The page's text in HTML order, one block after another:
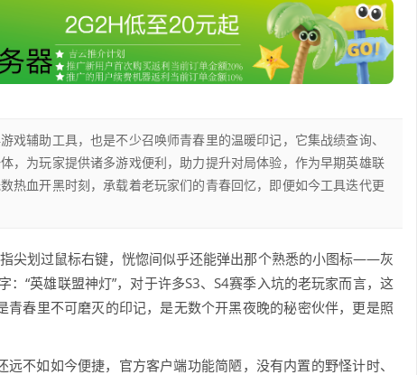
辅助工具，也是不少召唤师青春里的温暖印记，它集战绩查询、
，为玩家提供诸多游戏便利，助力提升对局体验，作为早期英雄联
热血开黑时刻，承载着老玩家们的青春回忆，即便如今工具迭代更
尖划过鼠标右键，恍惚间似乎还能弹出那个熟悉的小图标——灰
“英雄联盟神灯”，对于许多S3、S4赛季入坑的老玩家而言，这
青春里不可磨灭的印记，是无数个开黑夜晚的秘密伙伴，更是照
不如如今便捷，官方客户端功能简陋，没有内置的野怪计时、